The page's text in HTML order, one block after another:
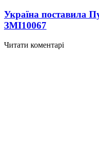
Україна поставила
ЗМІ10067
Читати коментарі